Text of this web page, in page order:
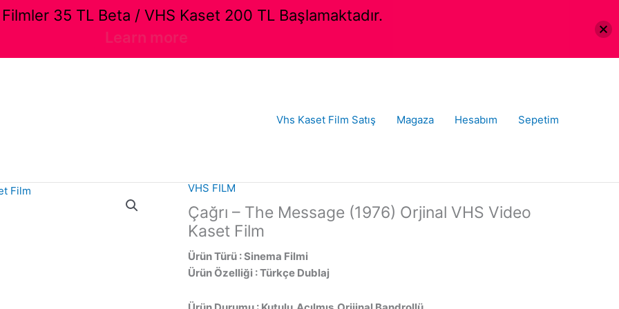
Vhs Kaset Film Satış Magaza Hesabım Sepetim
VHS FILM
Çağrı – The Message (1976) Orjinal VHS Video
Kaset Film
Ürün Türü : Sinema Filmi
Ürün Özelliği : Türkçe Dublaj
35 TL Beta / VHS Kaset 200 TL Başlamaktadır.
Learn more